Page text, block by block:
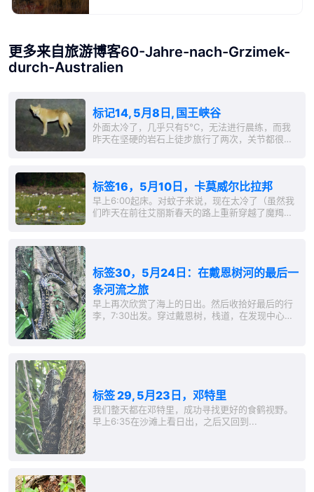
更多来自旅游博客60-Jahre-nach-Grzimek-
durch-Australien
标记14, 5月8日, 国王峡谷
外面太冷了，几乎只有5°C，无法进行晨练，而我
昨天在坚硬的岩石上徒步旅行了两次，关节都很
标签16，5月10日，卡莫威尔比拉邦
早上6:00起床。对蚊子来说，现在太冷了（虽然我
们昨天在前往艾丽斯春天的路上重新穿越了魔羯座
标签30，5月24日：在戴恩树河的最后一
条河流之旅
早上再次欣赏了海上的日出。然后收拾好最后的行
李，7:30出发。穿过戴恩树，栈道，在发现中心步
标签 29, 5月23日，邓特里
我们整天都在邓特里，成功寻找更好的食鹤视野。
早上6:35在沙滩上看日出，之后又回到...